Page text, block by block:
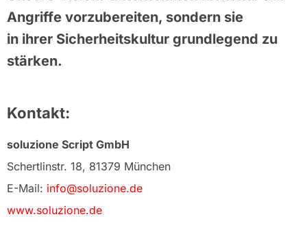
Angriffe vorzubereiten, sondern sie
in ihrer Sicherheitskultur grundlegend zu
stärken.
Kontakt:
soluzione Script GmbH
Schertlinstr. 18, 81379 München
E-Mail: info@soluzione.de
www.soluzione.de